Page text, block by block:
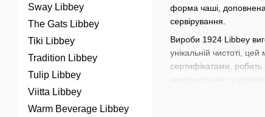
форма чаші,
сервірування.
Вироби 1924 Libbey
унікальній чистоті,
сертифікатами,
Sway Libbey
The Gats Libbey
Tiki Libbey
Tradition Libbey
Tulip Libbey
Viitta Libbey
Warm Beverage Libbey